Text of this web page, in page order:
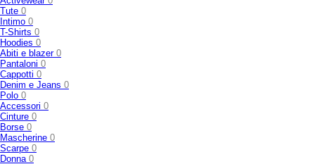
Tute 0
Intimo 0
T-Shirts 0
Hoodies 0
Abiti e blazer 0
Pantaloni 0
Cappotti 0
Denim e Jeans 0
Polo 0
Accessori 0
Cinture 0
Borse 0
Mascherine 0
Scarpe 0
Donna 0